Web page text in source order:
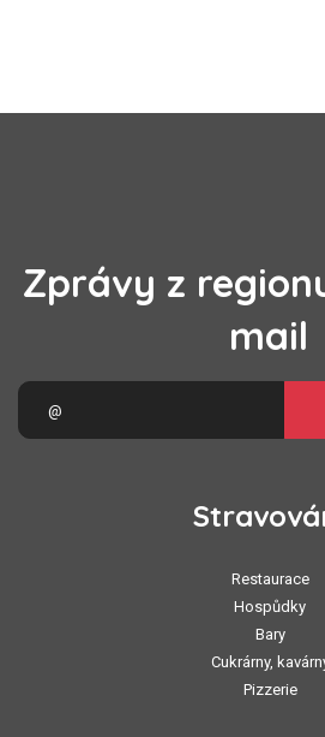
Zprávy z
mail
Restaurace
Hospůdky
Bary
Cukrárny,
Pizzerie